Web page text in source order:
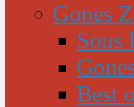
Gones
Sous
Best